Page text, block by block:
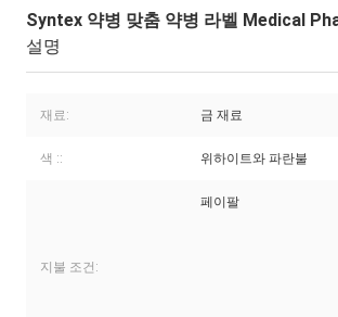
Syntex 약병 맞춤 약병 라벨 Medical
설명
재료: 금 재료
색 :: 위하이트와 파란불
지불 조건:
페이팔